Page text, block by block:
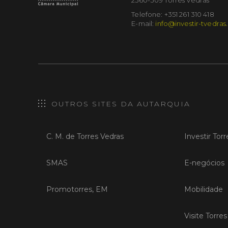
Telefone: +351 261 310 418
E-mail: info@investir-
OUTROS SITES DA AUTARQUIA
C. M. de Torres Vedras
SMAS
Promotorres, EM
Investir
E-negócios
Mobilidade
Visite